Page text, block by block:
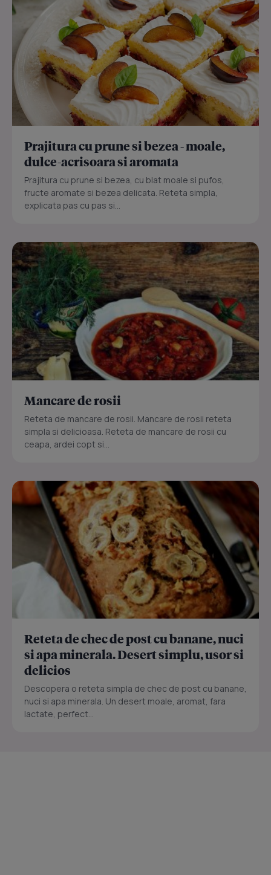
Prajitura cu prune si bezea - moale,
dulce-acrisoara si aromata
Prajitura cu prune si bezea, cu blat moale si pufos,
fructe aromate si bezea delicata. Reteta simpla,
explicata pas cu pas si...
Mancare de rosii
Reteta de mancare de rosii. Mancare de rosii reteta
simpla si delicioasa. Reteta de mancare de rosii cu
ceapa, ardei copt si...
Reteta de chec de post cu banane, nuci
si apa minerala. Desert simplu, usor si
delicios
Descopera o reteta simpla de chec de post cu banane,
nuci si apa minerala. Un desert moale, aromat, fara
lactate, perfect...